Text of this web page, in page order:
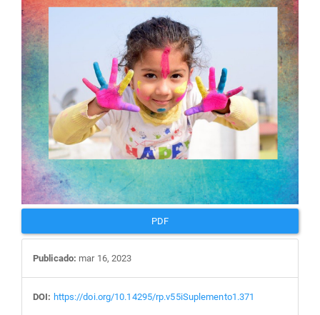
PDF
Publicado: mar 16, 2023
DOI: https://doi.org/10.14295/rp.v55iSuplemento1.371